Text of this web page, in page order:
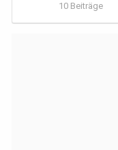
10 Beiträge